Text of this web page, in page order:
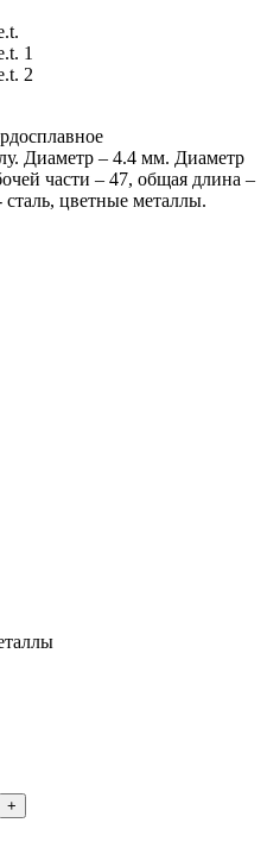
Диаметр – 4.4 мм. Диаметр
части – 47, общая длина –
цветные металлы.
+